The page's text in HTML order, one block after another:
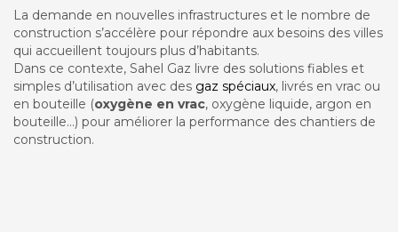
La demande en nouvelles infrastructures et le nombre de
construction s’accélère pour répondre aux besoins des villes
qui accueillent toujours plus d’habitants.
Dans ce contexte, Sahel Gaz livre des solutions fiables et
simples d’utilisation avec des gaz spéciaux, livrés en vrac ou
en bouteille (oxygène en vrac, oxygène liquide, argon en
bouteille…) pour améliorer la performance des chantiers de
construction.